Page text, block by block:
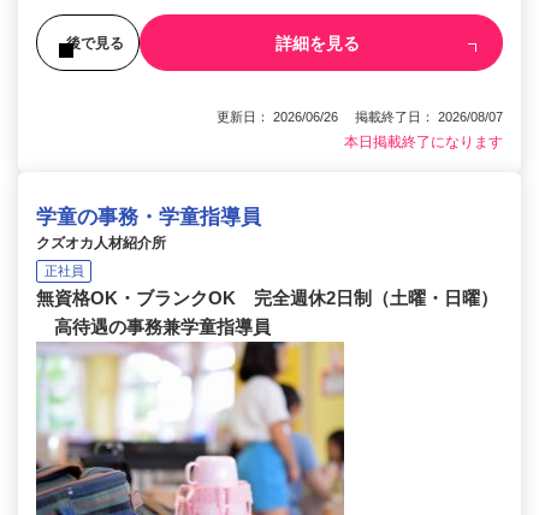
後で見る 詳細を見る
更新日： 2026/06/26 掲載終了日： 2026/08/07
本日掲載終了になります
学童の事務・学童指導員
クズオカ人材紹介所
正社員
無資格OK・ブランクOK 完全週休2日制（土曜・日曜）
高待遇の事務兼学童指導員